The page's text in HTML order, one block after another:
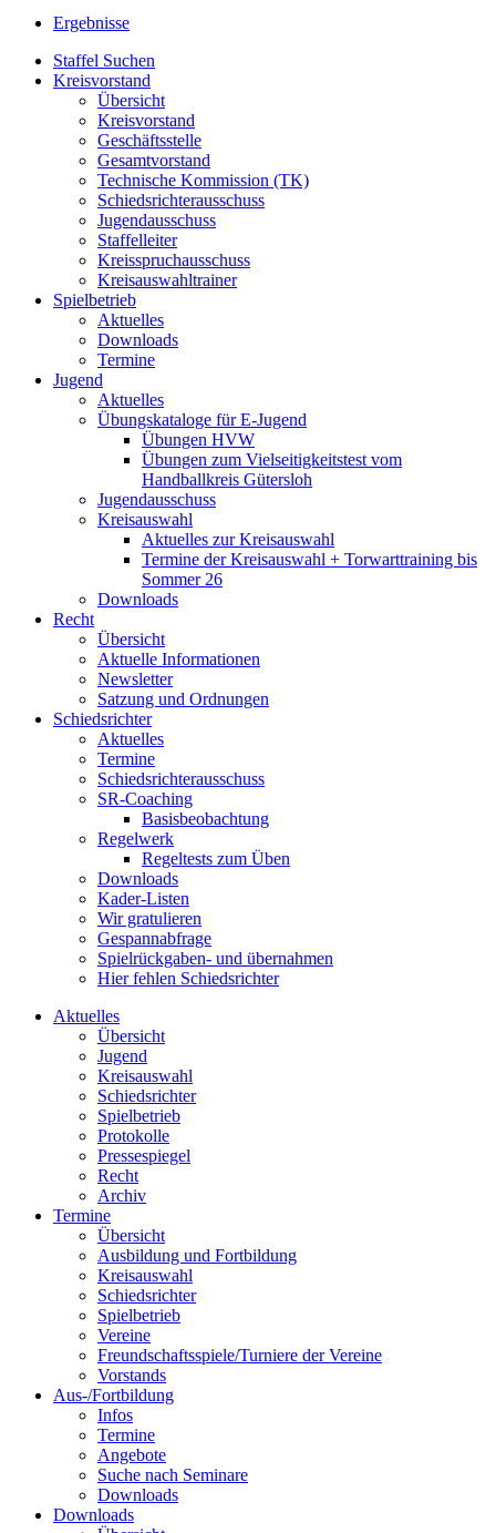
Ergebnisse
Staffel Suchen
Kreisvorstand
Übersicht
Kreisvorstand
Geschäftsstelle
Gesamtvorstand
Technische Kommission (TK)
Schiedsrichterausschuss
Jugendausschuss
Staffelleiter
Kreisspruchausschuss
Kreisauswahltrainer
Spielbetrieb
Aktuelles
Downloads
Termine
Jugend
Aktuelles
Übungskataloge für E-Jugend
Übungen HVW
Übungen zum Vielseitigkeitstest vom
Handballkreis Gütersloh
Jugendausschuss
Kreisauswahl
Aktuelles zur Kreisauswahl
Termine der Kreisauswahl + Torwarttraining bis
Sommer 26
Downloads
Recht
Übersicht
Aktuelle Informationen
Newsletter
Satzung und Ordnungen
Schiedsrichter
Aktuelles
Termine
Schiedsrichterausschuss
SR-Coaching
Basisbeobachtung
Regelwerk
Regeltests zum Üben
Downloads
Kader-Listen
Wir gratulieren
Gespannabfrage
Spielrückgaben- und übernahmen
Hier fehlen Schiedsrichter
Aktuelles
Übersicht
Jugend
Kreisauswahl
Schiedsrichter
Spielbetrieb
Protokolle
Pressespiegel
Recht
Archiv
Termine
Übersicht
Ausbildung und Fortbildung
Kreisauswahl
Schiedsrichter
Spielbetrieb
Vereine
Freundschaftsspiele/Turniere der Vereine
Vorstands
Aus-/Fortbildung
Infos
Termine
Angebote
Suche nach Seminare
Downloads
Downloads